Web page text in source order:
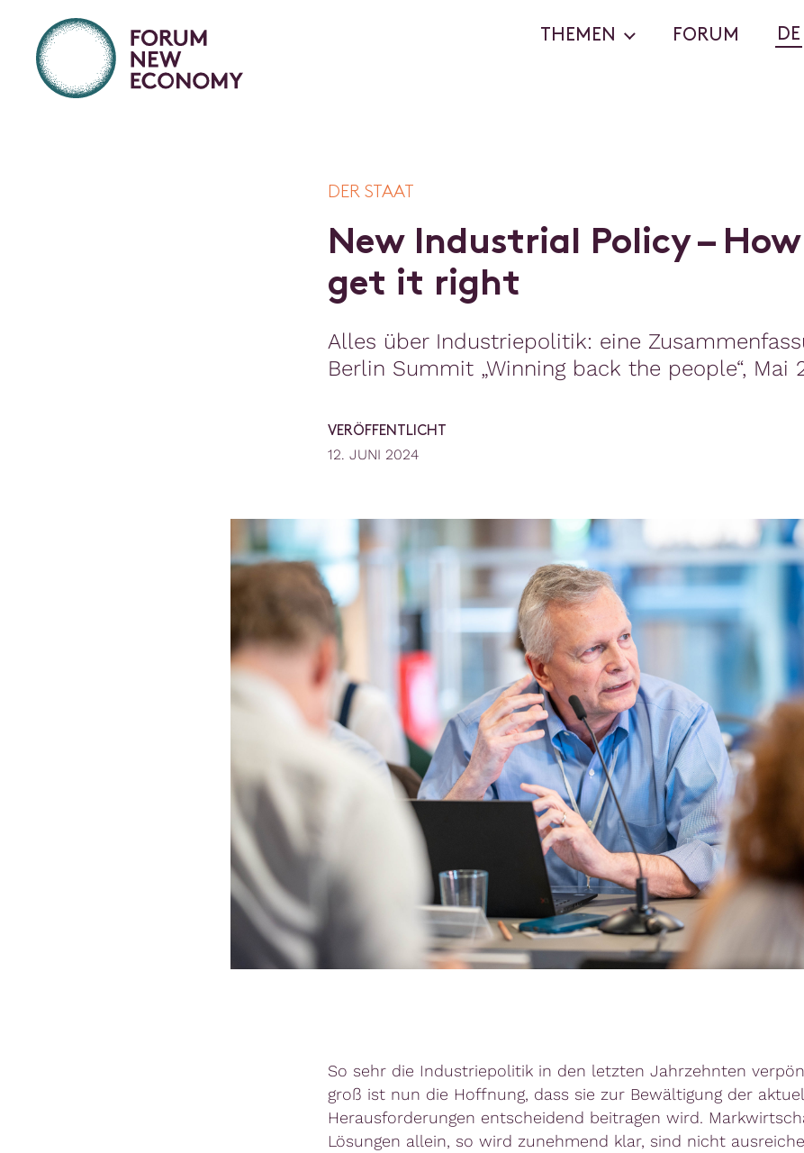
THEMEN FORUM DE
DER STAAT
New Industrial Policy – How
get it right
Alles über Industriepolitik: eine
Berlin Summit „Winning back the people“, Mai
VERÖFFENTLICHT
12. JUNI 2024
So sehr die Industriepolitik in den letzten Jahrzehnten
groß ist nun die Hoffnung, dass sie zur Bewältigung der
Herausforderungen entscheidend beitragen wird.
Lösungen allein, so wird zunehmend klar, sind nicht